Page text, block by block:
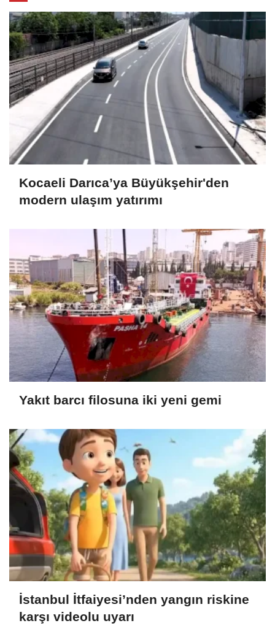
Kocaeli Darıca’ya Büyükşehir'den
modern ulaşım yatırımı
Yakıt barcı filosuna iki yeni gemi
İstanbul İtfaiyesi’nden yangın riskine
karşı videolu uyarı